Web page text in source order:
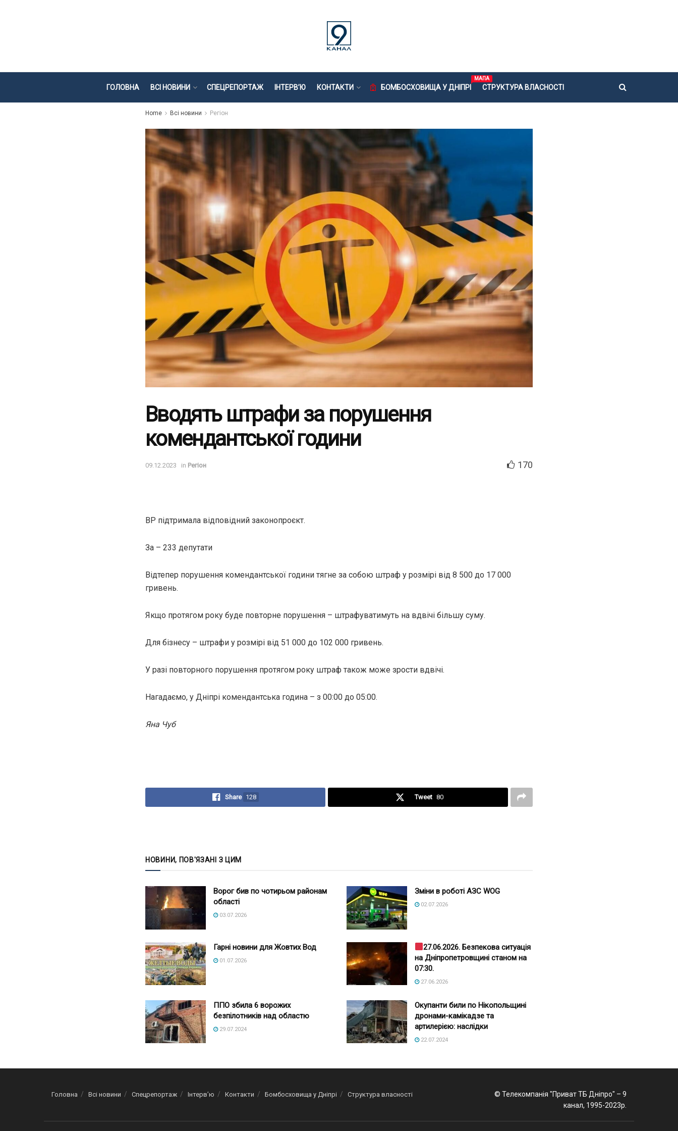
ГОЛОВНА ВСІ НОВИНИ СПЕЦРЕПОРТАЖ ІНТЕРВ’Ю КОНТАКТИ БОМБОСХОВИЩА У ДНІПРІ
МАПА
СТРУКТУРА ВЛАСНОСТІ
Home Всі новини Регіон
Вводять штрафи за порушення
комендантської години
09.12.2023 in Регіон 170
ВР підтримала відповідний законопроєкт.
За – 233 депутати
Відтепер порушення комендантської години тягне за собою штраф у розмірі від 8 500 до 17 000
гривень.
Якщо протягом року буде повторне порушення – штрафуватимуть на вдвічі більшу суму.
Для бізнесу – штрафи у розмірі від 51 000 до 102 000 гривень.
У разі повторного порушення протягом року штраф також може зрости вдвічі.
Нагадаємо, у Дніпрі комендантська година – з 00:00 до 05:00.
Яна Чуб
Share 128 Tweet 80
НОВИНИ, ПОВ'ЯЗАНІ З ЦИМ
Ворог бив по чотирьом районам
області
03.07.2026
Зміни в роботі АЗС WOG
02.07.2026
Гарні новини для Жовтих Вод
01.07.2026
27.06.2026. Безпекова ситуація
на Дніпропетровщині станом на
07:30.
27.06.2026
ППО збила 6 ворожих
безпілотників над областю
29.07.2024
Окупанти били по Нікопольщині
дронами-камікадзе та
артилерією: наслідки
22.07.2024
Головна Всі новини Спецрепортаж Інтерв’ю Контакти Бомбосховища у Дніпрі Структура власності
© Телекомпанія "Приват ТБ Дніпро" – 9
канал, 1995-2023р.